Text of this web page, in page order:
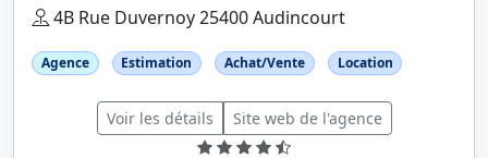
4B Rue Duvernoy 25400 Audincourt
Agence Estimation Achat/Vente Location
Voir les détails Site web de l'agence